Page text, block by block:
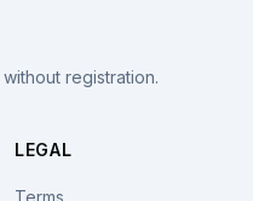
registration.
LEGAL